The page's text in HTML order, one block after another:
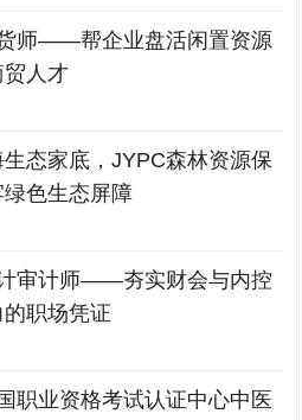
师——帮企业盘活闲置资源
贸人才
态家底，JYPC森林资源保
色生态屏障
审计师——夯实财会与内控
职场凭证
职业资格考试认证中心中医